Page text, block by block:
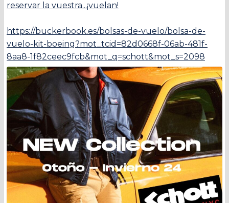
reservar la vuestra...¡vuelan!
https://buckerbook.es/bolsas-de-vuelo/bolsa-de-
vuelo-kit-boeing?mot_tcid=82d0668f-06ab-481f-
8aa8-1f82ceec9fcb&mot_q=schott&mot_s=2098